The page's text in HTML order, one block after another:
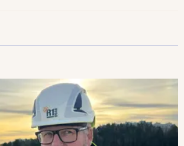
ARBETSOLYCKOR
Lantbrukare fälls för
FÄLLD Den anställde kvävdes när
200 kilo tunga halmbalarna